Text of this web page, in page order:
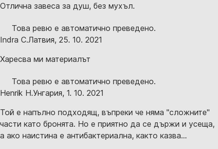
Отлична завеса за душ, без мухъл.
Това ревю е автоматично преведено.
Indra C.Латвия, 25. 10. 2021
Харесва ми материалът
Това ревю е автоматично преведено.
Henrik H.Унгария, 1. 10. 2021
Той е напълно подходящ, въпреки че няма "сложните"
части като бронята. Но е приятно да се държи и усеща,
а ако наистина е антибактериална, както казва...